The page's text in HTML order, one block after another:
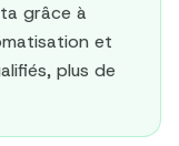
grâce à
et
plus de